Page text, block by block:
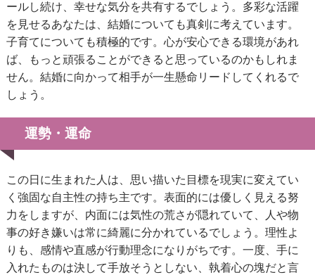
ールし続け、幸せな気分を共有するでしょう。多彩な活躍
を見せるあなたは、結婚についても真剣に考えています。
子育てについても積極的です。心が安心できる環境があれ
ば、もっと頑張ることができると思っているのかもしれま
せん。結婚に向かって相手が一生懸命リードしてくれるで
しょう。
運勢・運命
この日に生まれた人は、思い描いた目標を現実に変えてい
く強固な自主性の持ち主です。表面的には優しく見える努
力をしますが、内面には気性の荒さが隠れていて、人や物
事の好き嫌いは常に綺麗に分かれているでしょう。理性よ
りも、感情や直感が行動理念になりがちです。一度、手に
入れたものは決して手放そうとしない、執着心の塊だと言